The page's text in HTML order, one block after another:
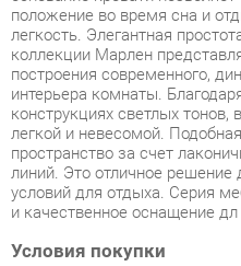
конструкциях светлых тонов,
легкой и невесомой. Подобная
пространство за счет
линий. Это отличное решение
условий для отдыха. Серия
и качественное оснащение дл
Условия покупки
Благодаря качественным
о характеристиках и
покупателей маркетплэйса
Кремовый белый Патина»